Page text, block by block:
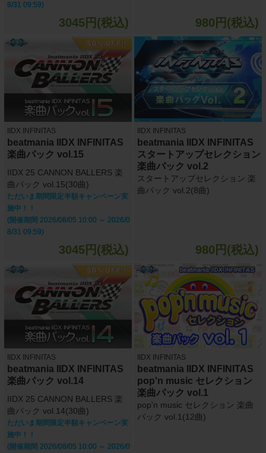
8/31 09:59)
3045円(税込) 980円(税込)
IIDX INFINITAS
beatmania IIDX INFINITAS
楽曲パック vol.15
IIDX 25 CANNON BALLERS 楽
曲パック vol.15(30曲)
ただいま期間限定半額キャンペーン実
施中！！
(開催期間 2026/08/05 10:00 ～ 2026/0
8/31 09:59)
3045円(税込)
IIDX INFINITAS
beatmania IIDX INFINITAS
スタートアップセレクション
楽曲パック vol.2
スタートアップセレクション 楽
曲パック vol.2(8曲)
980円(税込)
IIDX INFINITAS
beatmania IIDX INFINITAS
楽曲パック vol.14
IIDX 25 CANNON BALLERS 楽
曲パック vol.14(30曲)
ただいま期間限定半額キャンペーン実
施中！！
(開催期間 2026/08/05 10:00 ～ 2026/0
IIDX INFINITAS
beatmania IIDX INFINITAS
pop'n music セレクション
楽曲パック vol.1
pop'n music セレクション 楽曲
パック vol.1(12曲)